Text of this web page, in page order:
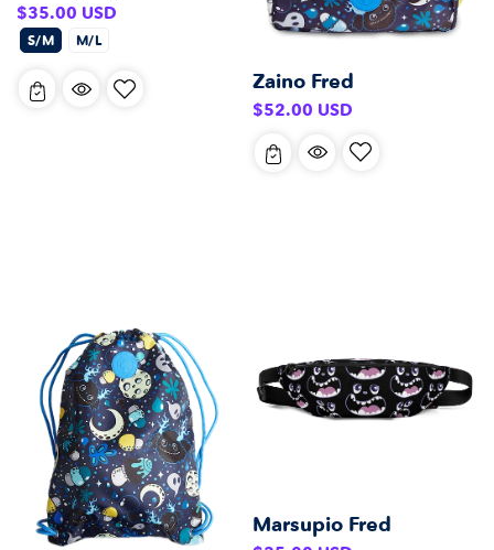
Prezzo
di
listino
$35.00 USD
S/M M/L
Zaino Fred
Prezzo
listino
$52.00 USD
Marsupio Fred